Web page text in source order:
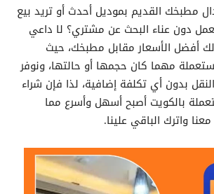
مطبخك القديم بموديل أحدث أو تريد بيع
دون عناء البحث عن مشتري؟ لا داعي
أفضل الأسعار مقابل مطبخك، حيث
مهما كان حجمها أو حالتها، ونوفر
بدون أي تكلفة إضافية، لذا فإن شراء
بالكويت أصبح أسهل وأسرع مما
واترك الباقي علينا.